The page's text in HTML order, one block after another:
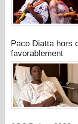
Paco Diatta hors
favorablement